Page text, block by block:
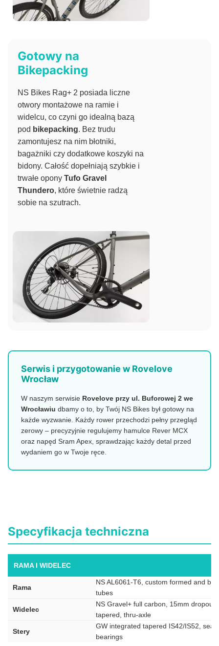
Gotowy na
Bikepacking
NS Bikes Rag+ 2 posiada liczne
otwory montażowe na ramie i
widelcu, co czyni go idealną bazą
pod bikepacking. Bez trudu
zamontujesz na nim błotniki,
bagażniki czy dodatkowe koszyki na
bidony. Całość dopełniają szybkie i
trwałe opony Tufo Gravel
Thundero, które świetnie radzą
sobie na szutrach.
Serwis i przygotowanie w Rovelove
Wrocław
W naszym serwisie Rovelove przy ul. Buforowej 2 we
Wrocławiu dbamy o to, by Twój NS Bikes był gotowy na
każde wyzwanie. Każdy rower przechodzi pełny przegląd
zerowy – precyzyjnie regulujemy hamulce Rever MCX
oraz napęd Sram Apex, sprawdzając każdy detal przed
wydaniem go w Twoje ręce.
Specyfikacja techniczna
RAMA I WIDELEC
Rama
NS AL6061-T6, custom formed and
tubes
Widelec
NS Gravel+ full carbon, 15mm
tapered, thru-axle
Stery
GW integrated tapered IS42/IS52,
bearings